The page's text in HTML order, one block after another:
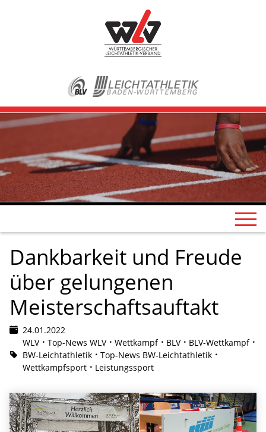
Dankbarkeit und Freude
über gelungenen
Meisterschaftsauftakt
24.01.2022
WLV
Top-News WLV Wettkampf BLV
BLV-Wettkampf
BW-Leichtathletik
Top-News BW-Leichtathletik
Wettkampfsport
Leistungssport